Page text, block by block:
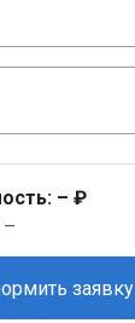
– ₽
–
заявку